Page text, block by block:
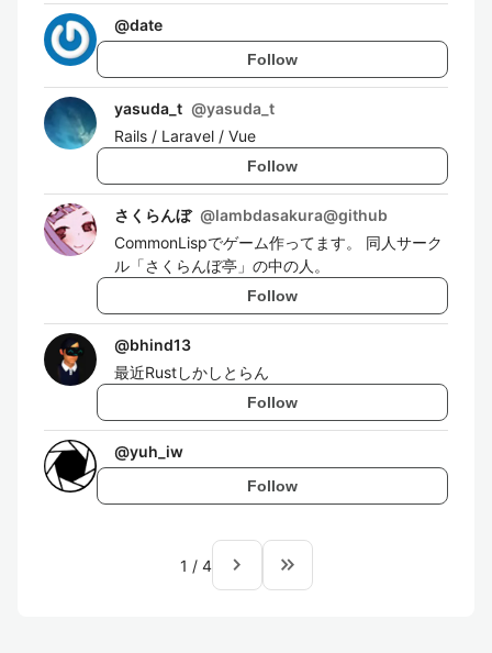
@date
Follow
yasuda_t @yasuda_t
Rails / Laravel / Vue
Follow
さくらんぼ @lambdasakura@github
CommonLispでゲーム作ってます。 同人サーク
ル「さくらんぼ亭」の中の人。
Follow
@bhind13
最近Rustしかしとらん
Follow
@yuh_iw
Follow
1 / 4 navigate_next keyboard_double_arrow_right